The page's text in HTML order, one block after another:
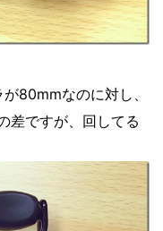
80mmなのに対し、
差ですが、回してる